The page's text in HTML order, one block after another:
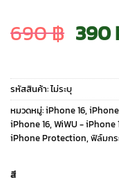
690฿
price
was:
690
390
รหัสสินค้า:ไม่ระบุ
หมวดหมู่:iPhone 16,
iPhone 16, WiWU - iPhone
iPhone Protection, ฟิล์มกร
สี